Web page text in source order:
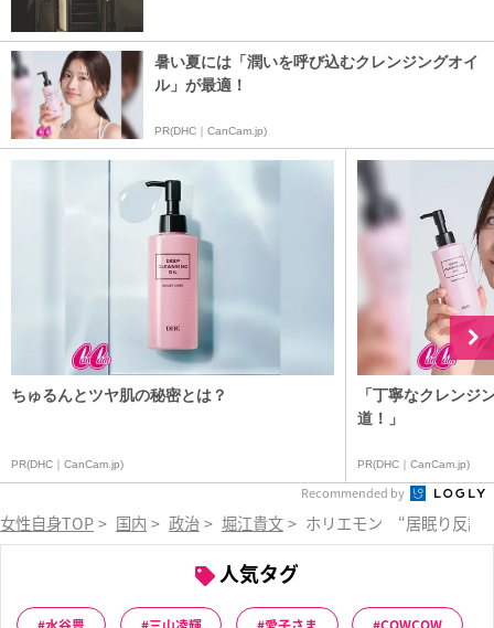
暑い夏には「潤いを呼び込むクレンジングオイ
ル」が最適！
PR(DHC｜CanCam.jp)
ちゅるんとツヤ肌の秘密とは？
PR(DHC｜CanCam.jp)
「丁寧なクレンジ
道！」
PR(DHC｜CanCam.jp)
Recommended by
女性自身TOP > 国内 > 政治 > 堀江貴文 > ホリエモン “居眠り反論”
人気タグ